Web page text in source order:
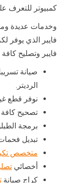
كمبيوتر للتعرف
وخدمات عديدة
فايبر الذي يوفر
فايبر وتصليح
صيانة
الرديتر.
نوفر قطع
تصحيح
برمجة
تبديل
متخصص
أخصائي
كراج صيانة